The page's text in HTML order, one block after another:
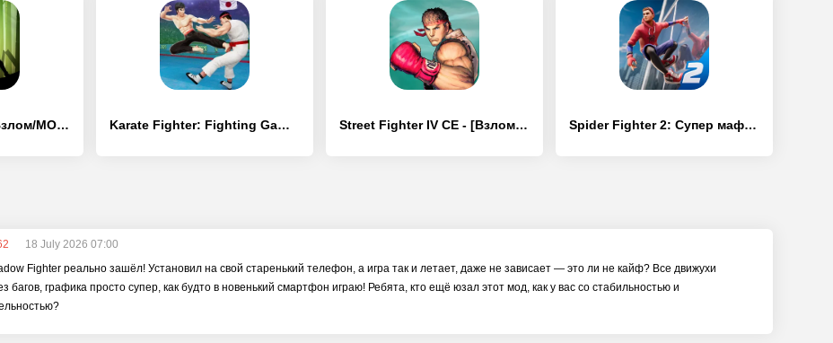
Shadow Fight 2 - [Взлом/МОД Меню] Karate Fighter: Fighting Games - [Взлом/МОД Бесконечные деньги] Street Fighter IV CE - [Взлом/МОД Все открыто] Spider Fighter 2: Супер мафия - [Взлом/МОД Бесконечные деньги]
18 July 2026 07:00
Fighter реально зашёл! Установил на свой старенький телефон, а игра так и летает, даже не зависает — это ли не кайф? Все движухи
багов, графика просто супер, как будто в новенький смартфон играю! Ребята, кто ещё юзал этот мод, как у вас со стабильностью и